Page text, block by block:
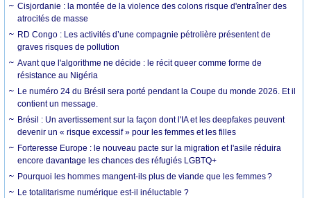
Cisjordanie : la montée de la violence des colons risque d'entraîner des
atrocités de masse
RD Congo : Les activités d’une compagnie pétrolière présentent de
graves risques de pollution
Avant que l'algorithme ne décide : le récit queer comme forme de
résistance au Nigéria
Le numéro 24 du Brésil sera porté pendant la Coupe du monde 2026. Et il
contient un message.
Brésil : Un avertissement sur la façon dont l'IA et les deepfakes peuvent
devenir un « risque excessif » pour les femmes et les filles
Forteresse Europe : le nouveau pacte sur la migration et l'asile réduira
encore davantage les chances des réfugiés LGBTQ+
Pourquoi les hommes mangent-ils plus de viande que les femmes ?
Le totalitarisme numérique est-il inéluctable ?